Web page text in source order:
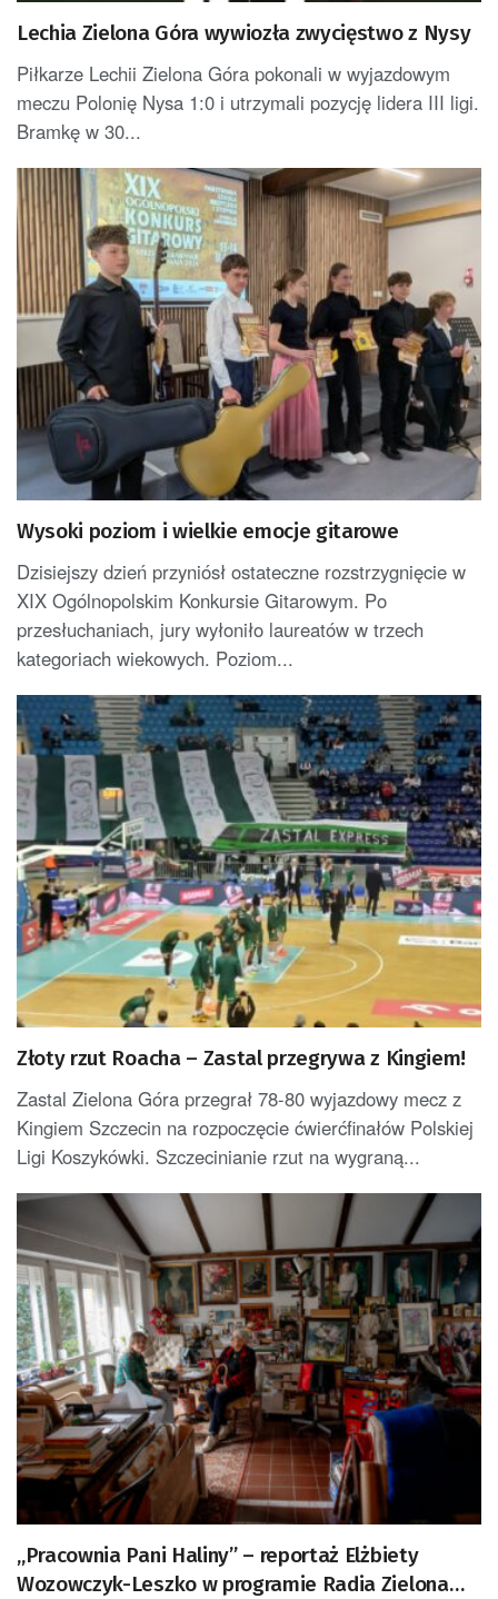
Lechia Zielona Góra wywiozła zwycięstwo z Nysy
Piłkarze Lechii Zielona Góra pokonali w wyjazdowym
meczu Polonię Nysa 1:0 i utrzymali pozycję lidera III ligi.
Bramkę w 30...
Wysoki poziom i wielkie emocje gitarowe
Dzisiejszy dzień przyniósł ostateczne rozstrzygnięcie w
XIX Ogólnopolskim Konkursie Gitarowym. Po
przesłuchaniach, jury wyłoniło laureatów w trzech
kategoriach wiekowych. Poziom...
Złoty rzut Roacha – Zastal przegrywa z Kingiem!
Zastal Zielona Góra przegrał 78-80 wyjazdowy mecz z
Kingiem Szczecin na rozpoczęcie ćwierćfinałów Polskiej
Ligi Koszykówki. Szczecinianie rzut na wygraną...
„Pracownia Pani Haliny” – reportaż Elżbiety
Wozowczyk-Leszko w programie Radia Zielona